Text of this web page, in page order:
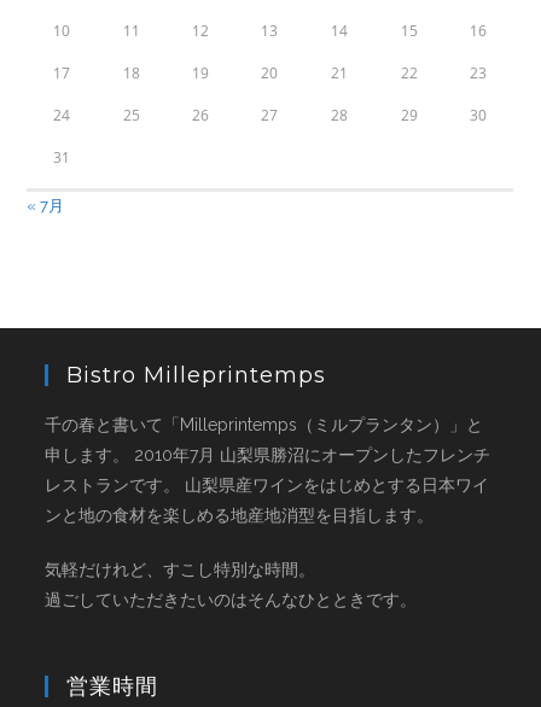
10 11 12 13 14 15 16
17 18 19 20 21 22 23
24 25 26 27 28 29 30
31
« 7月
Bistro Milleprintemps
千の春と書いて「Milleprintemps（ミルプランタン）」と
申します。 2010年7月 山梨県勝沼にオープンしたフレンチ
レストランです。 山梨県産ワインをはじめとする日本ワイ
ンと地の食材を楽しめる地産地消型を目指します。
気軽だけれど、すこし特別な時間。
過ごしていただきたいのはそんなひとときです。
営業時間